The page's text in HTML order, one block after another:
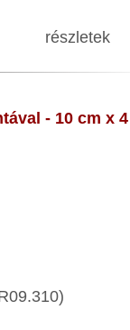
részletek
- 10 cm x 4